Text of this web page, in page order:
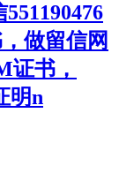
做留信网
证书，
明n